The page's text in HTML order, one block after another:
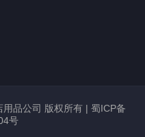
品公司 版权所有 | 蜀ICP备
号